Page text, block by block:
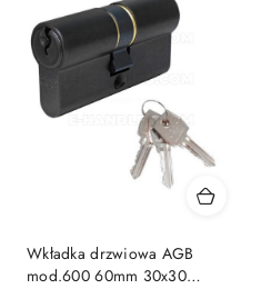
Wkładka drzwiowa AGB
mod.600 60mm 30x30